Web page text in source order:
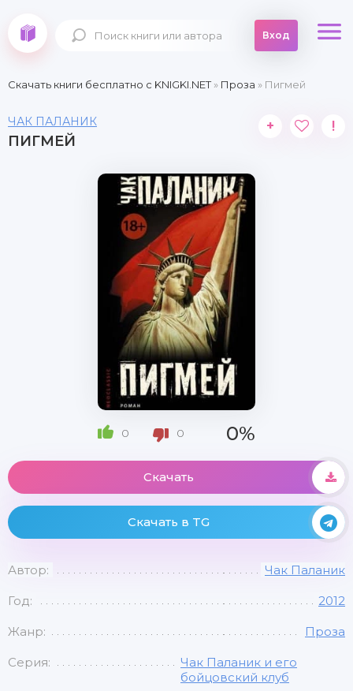
Вход
Скачать книги бесплатно c KNIGKI.NET» Проза » Пигмей
ЧАК ПАЛАНИК
ПИГМЕЙ
+ !
0 0 0%
Скачать
Скачать в TG
Автор: Чак Паланик
Год: 2012
Жанр: Проза
Серия:
Чак Паланик и его
бойцовский клуб